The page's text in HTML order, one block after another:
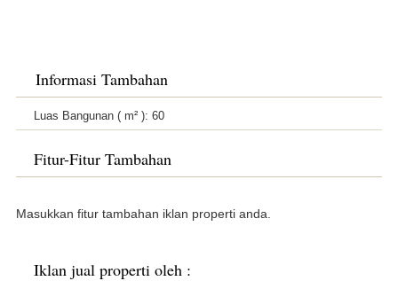
Informasi Tambahan
Luas Bangunan ( m² ): 60
Fitur-Fitur Tambahan
Masukkan fitur tambahan iklan properti anda.
Iklan jual properti oleh :